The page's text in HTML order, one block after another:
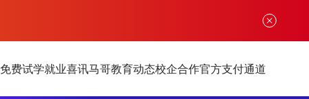
免费试学就业喜讯马哥教育动态校企合作官方支付通道